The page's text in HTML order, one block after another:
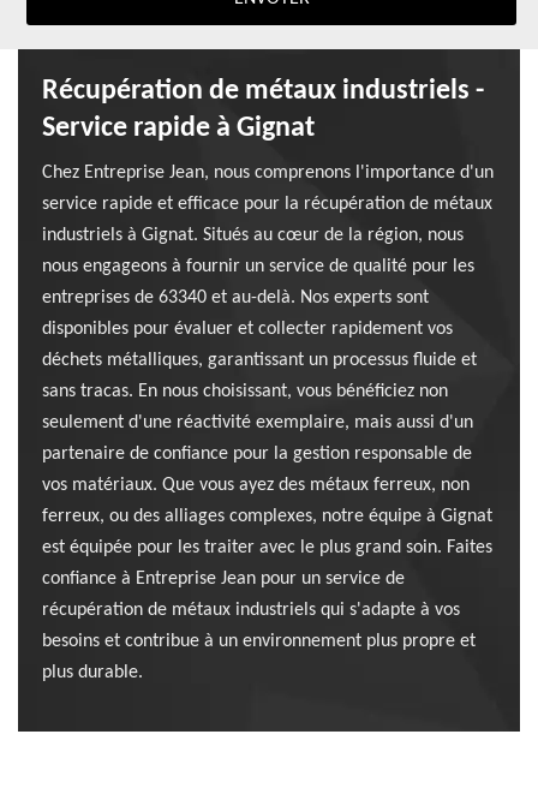
Récupération de métaux industriels -
Service rapide à Gignat
Chez Entreprise Jean, nous comprenons l'importance d'un
service rapide et efficace pour la récupération de métaux
industriels à Gignat. Situés au cœur de la région, nous
nous engageons à fournir un service de qualité pour les
entreprises de 63340 et au-delà. Nos experts sont
disponibles pour évaluer et collecter rapidement vos
déchets métalliques, garantissant un processus fluide et
sans tracas. En nous choisissant, vous bénéficiez non
seulement d'une réactivité exemplaire, mais aussi d'un
partenaire de confiance pour la gestion responsable de
vos matériaux. Que vous ayez des métaux ferreux, non
ferreux, ou des alliages complexes, notre équipe à Gignat
est équipée pour les traiter avec le plus grand soin. Faites
confiance à Entreprise Jean pour un service de
récupération de métaux industriels qui s'adapte à vos
besoins et contribue à un environnement plus propre et
plus durable.